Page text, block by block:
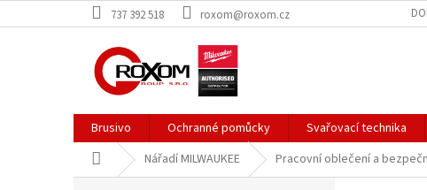
na
737 392 518 roxom@roxom.cz
Brusivo Ochranné pomůcky Svařovací technika
Domů Nářadí MILWAUKEE Pracovní oblečení a